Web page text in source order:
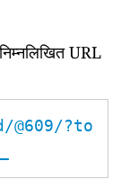
URL
?to